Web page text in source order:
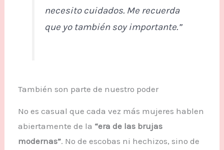
necesito cuidados. Me recuerda
que yo también soy importante.”
También son parte de nuestro poder
No es casual que cada vez más mujeres hablen
abiertamente de la “era de las brujas
modernas”. No de escobas ni hechizos, sino de